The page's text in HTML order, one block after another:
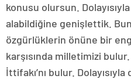
konusu olursun.
alabildiğine genişlettik.
özgürlüklerin önüne bir
karşısında milletimizi
İttifakı’nı bulur.